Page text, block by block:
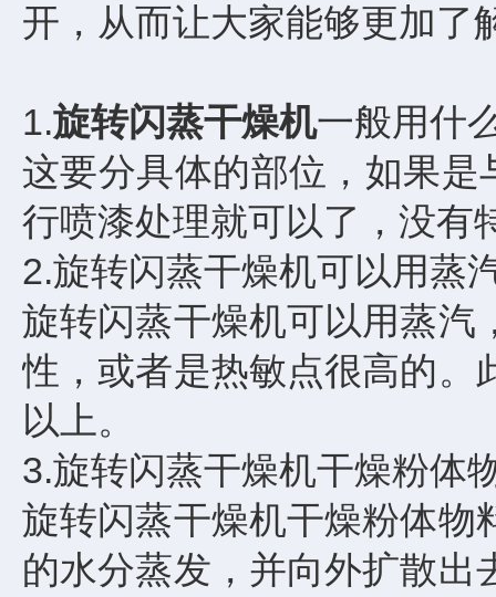
开，从而让大家能够更加了
1.旋转闪蒸干燥机一般用什
这要分具体的部位，如果
行喷漆处理就可以了，没有
2.旋转闪蒸干燥机可以用蒸
旋转闪蒸干燥机可以用蒸汽
性，或者是热敏点很高的。
以上。
3.旋转闪蒸干燥机干燥粉体
旋转闪蒸干燥机干燥粉体物
的水分蒸发，并向外扩散出